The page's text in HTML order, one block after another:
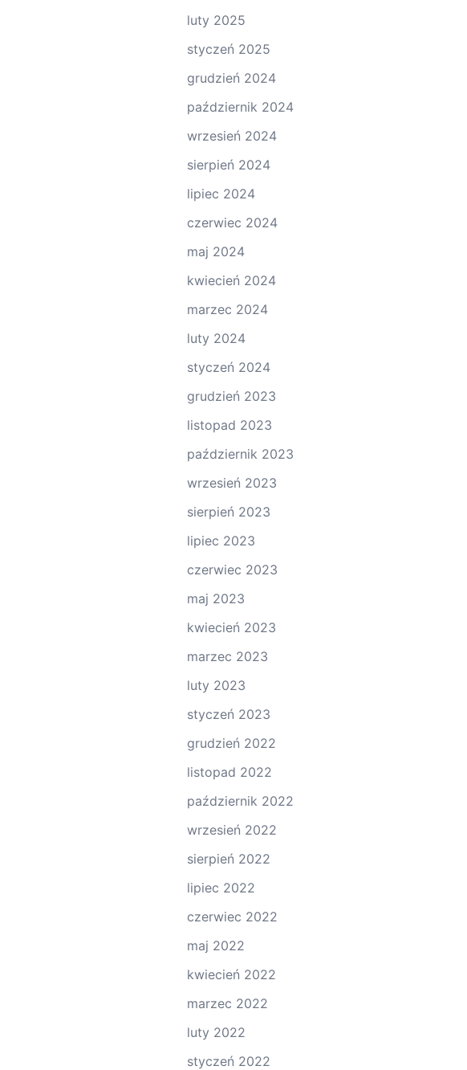
luty 2025
styczeń 2025
grudzień 2024
październik 2024
wrzesień 2024
sierpień 2024
lipiec 2024
czerwiec 2024
maj 2024
kwiecień 2024
marzec 2024
luty 2024
styczeń 2024
grudzień 2023
listopad 2023
październik 2023
wrzesień 2023
sierpień 2023
lipiec 2023
czerwiec 2023
maj 2023
kwiecień 2023
marzec 2023
luty 2023
styczeń 2023
grudzień 2022
listopad 2022
październik 2022
wrzesień 2022
sierpień 2022
lipiec 2022
czerwiec 2022
maj 2022
kwiecień 2022
marzec 2022
luty 2022
styczeń 2022